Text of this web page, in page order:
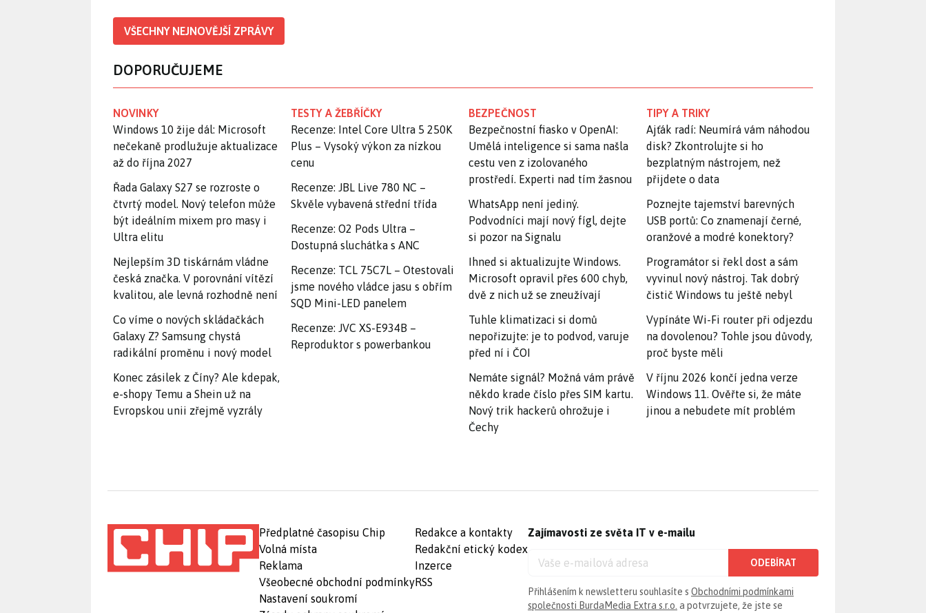
VŠECHNY NEJNOVĚJŠÍ ZPRÁVY
DOPORUČUJEME
NOVINKY
Windows 10 žije dál: Microsoft
nečekaně prodlužuje aktualizace
až do října 2027
Řada Galaxy S27 se rozroste o
čtvrtý model. Nový telefon může
být ideálním mixem pro masy i
Ultra elitu
Nejlepším 3D tiskárnám vládne
česká značka. V porovnání vítězí
kvalitou, ale levná rozhodně není
Co víme o nových skládačkách
Galaxy Z? Samsung chystá
radikální proměnu i nový model
Konec zásilek z Číny? Ale kdepak,
e-shopy Temu a Shein už na
Evropskou unii zřejmě vyzrály
TESTY A ŽEBŘÍČKY
Recenze: Intel Core Ultra 5 250K
Plus – Vysoký výkon za nízkou
cenu
Recenze: JBL Live 780 NC –
Skvěle vybavená střední třída
Recenze: O2 Pods Ultra –
Dostupná sluchátka s ANC
Recenze: TCL 75C7L – Otestovali
jsme nového vládce jasu s obřím
SQD Mini-LED panelem
Recenze: JVC XS-E934B –
Reproduktor s powerbankou
BEZPEČNOST
Bezpečnostní fiasko v OpenAI:
Umělá inteligence si sama našla
cestu ven z izolovaného
prostředí. Experti nad tím žasnou
WhatsApp není jediný.
Podvodníci mají nový fígl, dejte
si pozor na Signalu
Ihned si aktualizujte Windows.
Microsoft opravil přes 600 chyb,
dvě z nich už se zneužívají
Tuhle klimatizaci si domů
nepořizujte: je to podvod, varuje
před ní i ČOI
Nemáte signál? Možná vám právě
někdo krade číslo přes SIM kartu.
Nový trik hackerů ohrožuje i
Čechy
TIPY A TRIKY
Ajťák radí: Neumírá vám náhodou
disk? Zkontrolujte si ho
bezplatným nástrojem, než
přijdete o data
Poznejte tajemství barevných
USB portů: Co znamenají černé,
oranžové a modré konektory?
Programátor si řekl dost a sám
vyvinul nový nástroj. Tak dobrý
čistič Windows tu ještě nebyl
Vypínáte Wi-Fi router při odjezdu
na dovolenou? Tohle jsou důvody,
proč byste měli
V říjnu 2026 končí jedna verze
Windows 11. Ověřte si, že máte
jinou a nebudete mít problém
Předplatné časopisu Chip
Volná místa
Reklama
Všeobecné obchodní podmínky
Nastavení soukromí
Redakce a kontakty
Redakční etický kodex
Inzerce
RSS
Zajímavosti ze světa IT v e-mailu
ODEBÍRAT
Přihlášením k newsletteru souhlasíte s Obchodními podmínkami
společnosti BurdaMedia Extra s.r.o. a potvrzujete, že jste se